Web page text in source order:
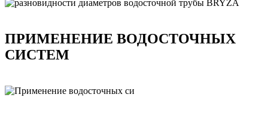
ПРИМЕНЕНИЕ ВОДОСТОЧНЫХ
СИСТЕМ